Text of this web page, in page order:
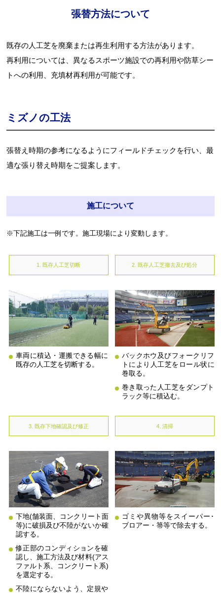
張替方法について
既存の人工芝を廃棄または再生利用する方法があります。
再利用については、異なるスポーツ施設での再利用や防草シー
トへの利用、充填材再利用が可能です。
ミズノの工法
張替え時期の参考になるようにフィールドチェックを行い、最
適な張り替え時期をご提案します。
施工について
※下記施工は一例です。施工現場により変動します。
1. 既存人工芝切断
車両に積込・運搬できる幅に
既存の人工芝を切断する。
2. 既存人工芝撤去及び処分
バックホウ及びフォークリフ
トにより人工芝をロール状に
巻取る。
巻き取った人工芝をダンプト
ラック等に積込む。
3. 既存下地確認及び修正
下地(舗装面、コンクリート面
等)に破損及び不陸がないか確
認する。
修正部のコンディションを確
認し、施工方法及び材料(アス
ファルト系、コンクリート系)
を選定する。
不陸にならないよう、定規や
4. 清掃
ゴミや異物等をスイーパー･
ブロアー・箒等で除去する。